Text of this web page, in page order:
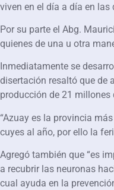
viven en el día a día en
Por su parte el Abg.
quienes de una u otra
Inmediatamente se
disertación resaltó que de
producción de 21
“Azuay es la provincia
cuyes al año, por ello la
Agregó también que “es
a recubrir las neuronas
cual ayuda en la